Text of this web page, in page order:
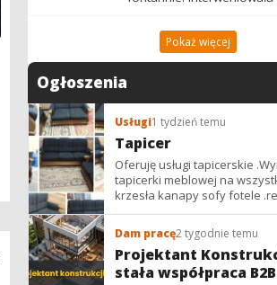
Pokaż więcej
Ogłoszenia
Usługi1 tydzień temu
Tapicer
Oferuję usługi tapicerskie
tapicerki meblowej na
krzesła kanapy sofy fotele .renowacja mebli
vintage,PRL. glamur
Dam pracę2 tygodnie temu
Projektant
stała współpraca